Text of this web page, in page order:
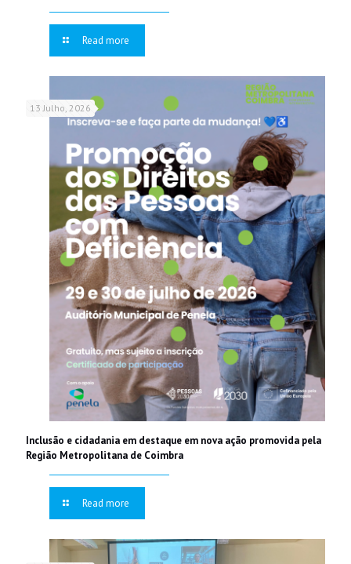
Read more
13 Julho, 2026
Inclusão e cidadania em destaque em nova ação promovida pela
Região Metropolitana de Coimbra
Read more